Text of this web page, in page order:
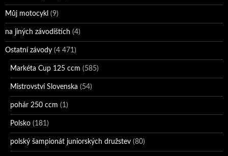
Můj motocykl (9)
na jiných závodištích (4)
Ostatní závody (4 471)
Markéta Cup 125 ccm (585)
Mistrovství Slovenska (54)
pohár 250 ccm (1)
Polsko (181)
polský šampionát juniorských družstev (80)